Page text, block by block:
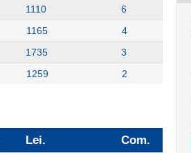
1110
6
1165
4
1735
3
1259 2
Lei. Com.